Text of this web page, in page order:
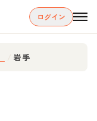
ログイン
岩手